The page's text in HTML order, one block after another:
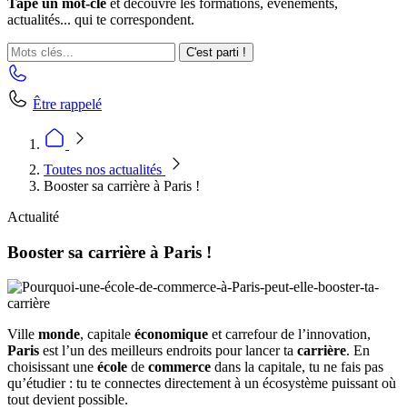
Tape un mot-clé et découvre les formations, événements,
actualités... qui te correspondent.
C'est parti !
Être rappelé
Toutes nos actualités
Booster sa carrière à Paris !
Actualité
Booster sa carrière à Paris !
Ville monde, capitale économique et carrefour de l’innovation,
Paris est l’un des meilleurs endroits pour lancer ta carrière. En
choisissant une école de commerce dans la capitale, tu ne fais pas
qu’étudier : tu te connectes directement à un écosystème puissant où
tout devient possible.